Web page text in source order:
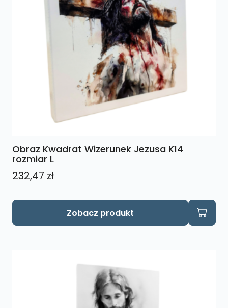
Obraz Kwadrat Wizerunek Jezusa K14
rozmiar L
232,47 zł
Zobacz produkt